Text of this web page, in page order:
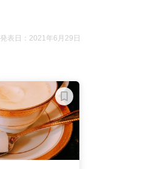
発表日：2021年6月29日